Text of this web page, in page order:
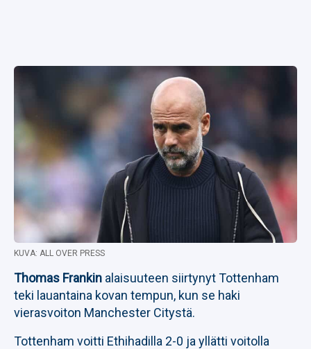
KUVA: ALL OVER PRESS
Thomas Frankin alaisuuteen siirtynyt Tottenham
teki lauantaina kovan tempun, kun se haki
vierasvoiton Manchester Citystä.
Tottenham voitti Ethihadilla 2-0 ja yllätti voitolla